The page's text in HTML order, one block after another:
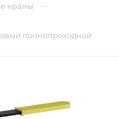
краны —
полнопроходной